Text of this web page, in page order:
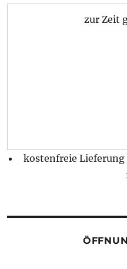
zur Zeit
kostenfreie